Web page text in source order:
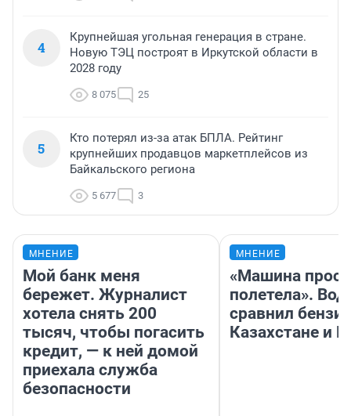
4
Крупнейшая угольная генерация в стране.
Новую ТЭЦ построят в Иркутской области в
2028 году
8 075 25
5
Кто потерял из-за атак БПЛА. Рейтинг
крупнейших продавцов маркетплейсов из
Байкальского региона
5 677 3
МНЕНИЕ
Мой банк меня
бережет. Журналист
хотела снять 200
тысяч, чтобы погасить
кредит, — к ней домой
приехала служба
безопасности
МНЕНИЕ
«Машина
полетела».
сравнил
Казахстане и